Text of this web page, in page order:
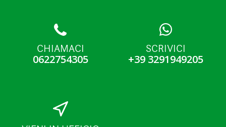
CHIAMACI
0622754305
SCRIVICI
+39 3291949205